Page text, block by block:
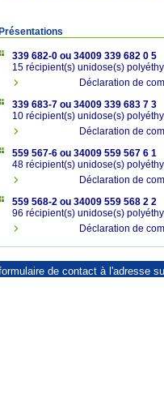
Présentations
339 682-0 ou 34009 339 682 0 5
15 récipient(s) unidose(s)
Déclaration de
339 683-7 ou 34009 339 683 7 3
10 récipient(s) unidose(s)
Déclaration de
559 567-6 ou 34009 559 567 6 1
48 récipient(s) unidose(s)
Déclaration de
559 568-2 ou 34009 559 568 2 2
96 récipient(s) unidose(s)
Déclaration de
de contact à l'adresse